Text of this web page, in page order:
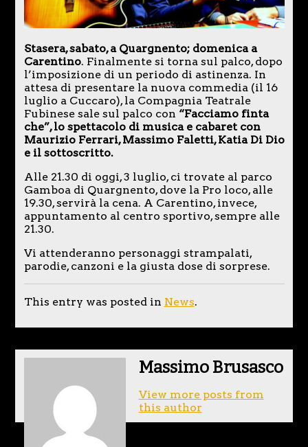
Stasera, sabato, a Quargnento; domenica a
Carentino. Finalmente si torna sul palco, dopo
l’imposizione di un periodo di astinenza. In
attesa di presentare la nuova commedia (il 16
luglio a Cuccaro), la Compagnia Teatrale
Fubinese sale sul palco con “Facciamo finta
che”, lo spettacolo di musica e cabaret con
Maurizio Ferrari, Massimo Faletti, Katia Di Dio
e il sottoscritto.
Alle 21.30 di oggi, 3 luglio, ci trovate al parco
Gamboa di Quargnento, dove la Pro loco, alle
19.30, servirà la cena. A Carentino, invece,
appuntamento al centro sportivo, sempre alle
21.30.
Vi attenderanno personaggi strampalati,
parodie, canzoni e la giusta dose di sorprese.
This entry was posted in News.
Massimo Brusasco
View more posts from
this author